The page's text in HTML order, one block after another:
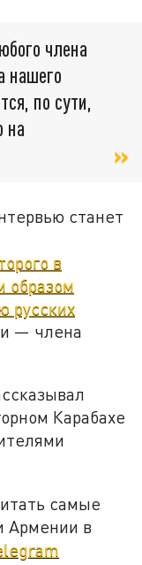
члена
нашего
по сути,
на
станет
в
образом
русских
— члена
Карабахе
самые
Армении в